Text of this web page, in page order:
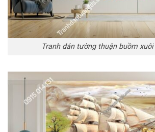
Tranh dán tường thuận buồm